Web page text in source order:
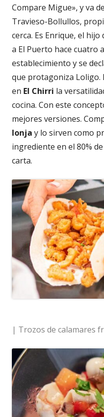
Compare Migue», y va
Travieso-Bollullos,
cerca. Es Enrique, el
a El Puerto hace cuatro
establecimiento y se
que protagoniza Loligo.
en El Chirri la
cocina. Con este
mejores versiones.
lonja y lo sirven como
ingrediente en el 80%
carta.
| Trozos de calamares